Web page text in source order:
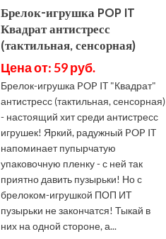
Брелок-игрушка POP IT
Квадрат антистресс
(тактильная, сенсорная)
Цена от: 59 руб.
Брелок-игрушка POP IT "Квадрат"
антистресс (тактильная, сенсорная)
- настоящий хит среди антистресс
игрушек! Яркий, радужный POP IT
напоминает пупырчатую
упаковочную пленку - с ней так
приятно давить пузырьки! Но с
брелоком-игрушкой ПОП ИТ
пузырьки не закончатся! Тыкай в
них на одной стороне, а...